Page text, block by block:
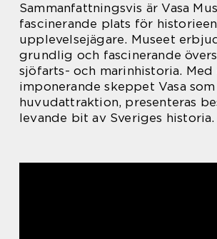
Sammanfattningsvis är Vasa
fascinerande plats för
upplevelsejägare. Museet
grundlig och fascinerande
sjöfarts- och marinhistoria. Med
imponerande skeppet Vasa som
huvudattraktion, presenteras
levande bit av Sveriges historia.